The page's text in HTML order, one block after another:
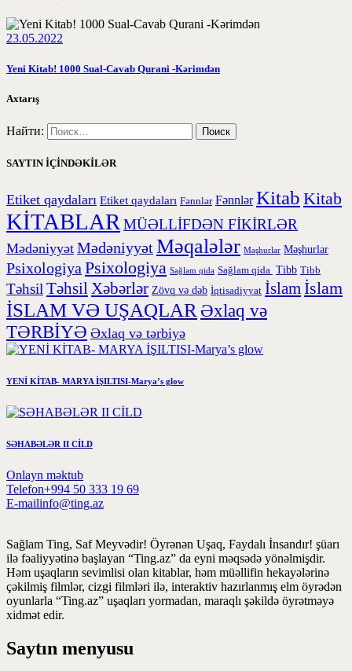
23.05.2022
Yeni Kitab! 1000 Sual-Cavab Qurani -Kərimdən
Axtarış
Найти:
SAYTIN İÇİNDƏKİLƏR
Etiket qaydaları Etiket qaydaları Fənnlər Fənnlər Kitab Kitab
KİTABLAR MÜƏLLİFDƏN FİKİRLƏR
Mədəniyyət MədəniyyətMəqalələr Məşhurlar Məşhurlar
Psixologiya Psixologiya Sağlam qida Sağlam qida Tibb Tibb
Təhsil TəhsilXəbərlər Zövq və dəb İqtisadiyyat İslam İslam
İSLAM VƏ UŞAQLAR Əxlaq və
TƏRBİYƏ Əxlaq və tərbiyə
YENİ KİTAB- MARYA İŞILTISI-Marya’s glow
SƏHABƏLƏR II CİLD
Onlayn məktub
Telefon+994 50 333 19 69
E-mailinfo@ting.az
Sağlam Ting, Saf Meyvədir! Öyrənən Uşaq, Faydalı İnsandır! şüarı
ilə fəaliyyətinə başlayan “Ting.az” da eyni məqsədə yönəlmişdir.
Həm uşaqların sevimlisi olan kitablar, həm müəllifin hekayələrinə
çəkilmiş filmlər, cizgi filmləri ilə, interaktiv hazırlanmış elm öyrədən
oyunlarla “Ting.az” uşaqları yormadan, maraqlı şəkildə öyrətməyə
xidmət edir.
Saytın menyusu